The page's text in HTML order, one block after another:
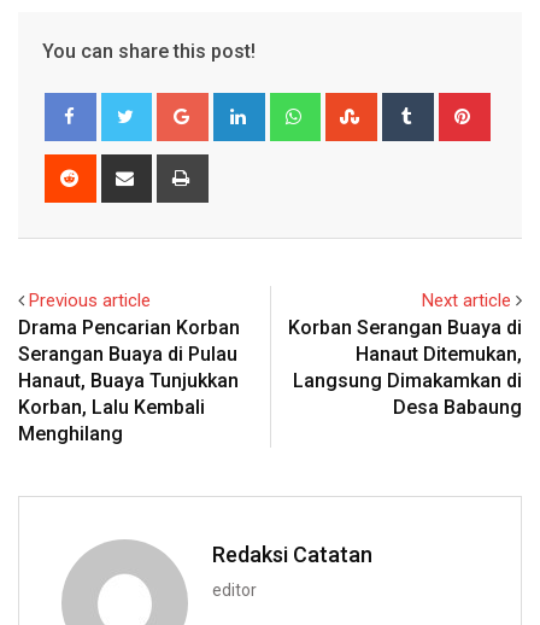
You can share this post!
Google+ LinkedIn WhatsappStumbleUpon
Tumblr
Reddit
Share
Previous article
Drama Pencarian Korban
Serangan Buaya di Pulau
Hanaut, Buaya Tunjukkan
Korban, Lalu Kembali
Menghilang
Next article
Korban Serangan Buaya di
Hanaut Ditemukan,
Langsung Dimakamkan di
Desa Babaung
Redaksi Catatan
editor